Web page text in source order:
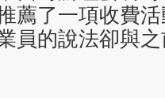
薦了一項收費
員的說法卻與